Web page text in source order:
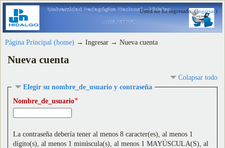
Usted no ha ingresado. (Ingresar)
Página Principal (home) → Ingresar → Nueva cuenta
Nueva cuenta
Colapsar todo
Elegir su nombre_de_usuario y contraseña
Nombre_de_usuario
La contraseña debería tener al menos 8 caracter(es), al menos 1
dígito(s), al menos 1 minúscula(s), al menos 1 MAYÚSCULA(S), al